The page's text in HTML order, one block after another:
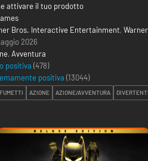
attivare il tuo prodotto
Bros. Interactive Entertainment,
2026
, Avventura
positiva (478)
positiva (13044)
FUMETTI AZIONE AZIONE/AVVENTURA